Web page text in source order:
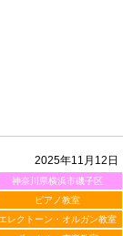
2025年11月12日
神奈川県横浜市磯子区
ピアノ教室
エレクトーン・オルガン教室